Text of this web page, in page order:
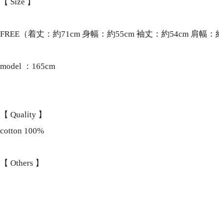
FREE（着丈：約71cm 身幅：約55cm 袖丈：約54cm 肩幅：
model ：165cm
【 Quality 】
cotton 100%
【 Others 】